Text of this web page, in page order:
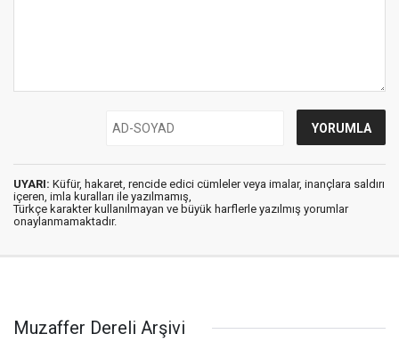
UYARI: Küfür, hakaret, rencide edici cümleler veya imalar, inançlara saldırı
içeren, imla kuralları ile yazılmamış,
Türkçe karakter kullanılmayan ve büyük harflerle yazılmış yorumlar
onaylanmamaktadır.
Muzaffer Dereli Arşivi